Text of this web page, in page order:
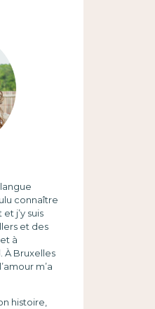
connaître
j’y suis
et des
à
À Bruxelles
m’a
histoire,